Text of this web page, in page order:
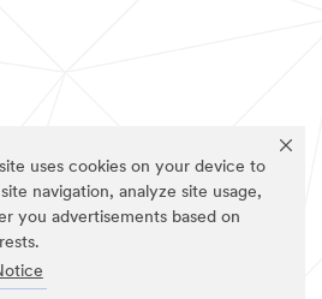
uses cookies on your device to
navigation, analyze site usage,
you advertisements based on